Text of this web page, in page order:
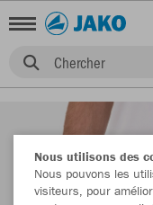
Chercher
Nous utilisons des
Nous pouvons les
visiteurs, pour